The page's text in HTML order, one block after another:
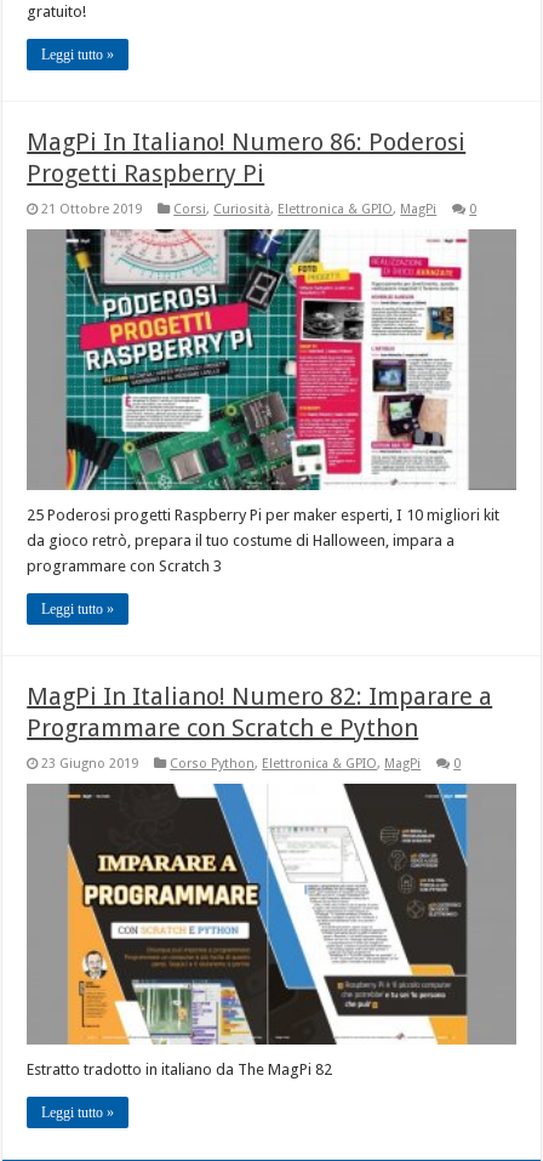
gratuito!
Leggi tutto »
MagPi In Italiano! Numero 86: Poderosi
Progetti Raspberry Pi
21 Ottobre 2019 Corsi, Curiosità, Elettronica & GPIO, MagPi 0
25 Poderosi progetti Raspberry Pi per maker esperti, I 10 migliori kit
da gioco retrò, prepara il tuo costume di Halloween, impara a
programmare con Scratch 3
Leggi tutto »
MagPi In Italiano! Numero 82: Imparare a
Programmare con Scratch e Python
23 Giugno 2019 Corso Python, Elettronica & GPIO, MagPi 0
Estratto tradotto in italiano da The MagPi 82
Leggi tutto »